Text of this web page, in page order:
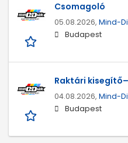
Csomagoló
05.08.2026, Mind-
Budapest
Raktári
04.08.2026, Mind-
Budapest